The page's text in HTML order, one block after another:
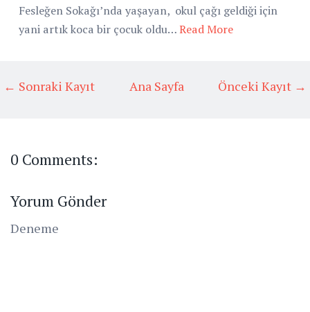
Fesleğen Sokağı’nda yaşayan, okul çağı geldiği için
yani artık koca bir çocuk oldu…Read More
← Sonraki Kayıt Önceki Kayıt →
Ana Sayfa
0 Comments:
Yorum Gönder
Deneme